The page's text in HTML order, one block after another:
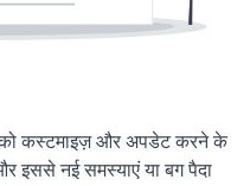
कस्टमाइज़ और अपडेट करने के
इससे नई समस्याएं या बग पैदा